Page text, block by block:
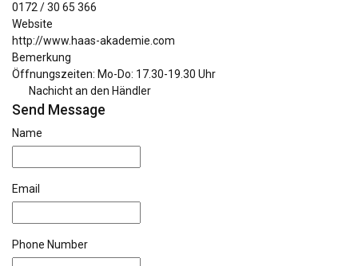
0172 / 30 65 366
Website
http://www.haas-akademie.com
Bemerkung
Öffnungszeiten: Mo-Do: 17.30-19.30 Uhr
Nachicht an den Händler
Send Message
Name
Email
Phone Number